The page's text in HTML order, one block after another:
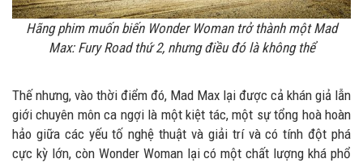
Hãng phim muốn biến Wonder Woman trở thành một Mad
Max: Fury Road thứ 2, nhưng điều đó là không thể
Thế nhưng, vào thời điểm đó, Mad Max lại được cả khán giả lẫn
giới chuyên môn ca ngợi là một kiệt tác, một sự tổng hoà hoàn
hảo giữa các yếu tố nghệ thuật và giải trí và có tính đột phá
cực kỳ lớn, còn Wonder Woman lại có một chất lượng khá phổ